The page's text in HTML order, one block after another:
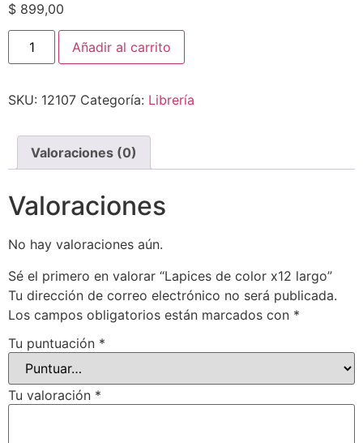
$ 899,00
Añadir al carrito
SKU: 12107 Categoría: Librería
Valoraciones (0)
Valoraciones
No hay valoraciones aún.
Sé el primero en valorar “Lapices de color x12 largo”
Tu dirección de correo electrónico no será publicada.
Los campos obligatorios están marcados con *
Tu puntuación *
Tu valoración *